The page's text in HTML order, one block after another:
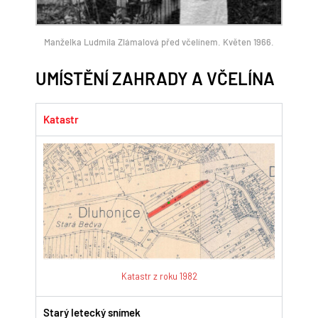
Manželka Ludmila Zlámalová před včelínem. Květen 1966.
UMÍSTĚNÍ ZAHRADY A VČELÍNA
Katastr
Katastr z roku 1982
Starý letecký snímek